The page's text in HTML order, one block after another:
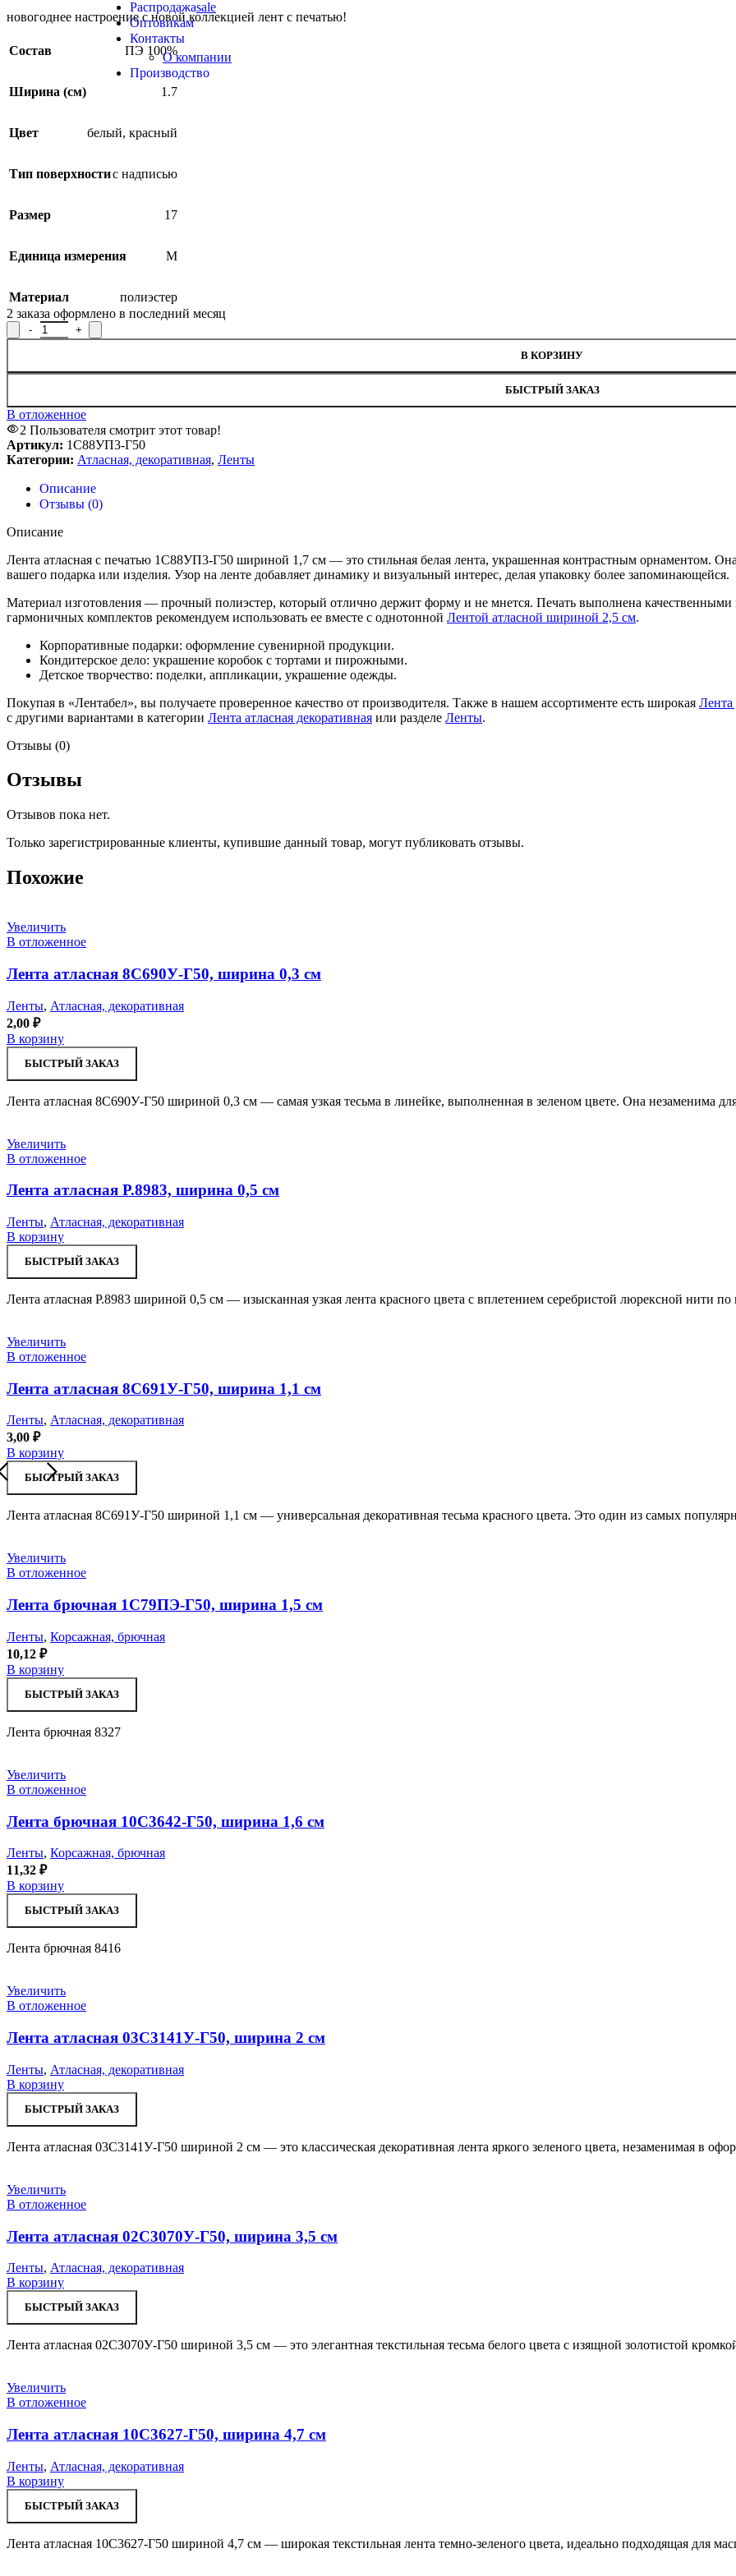
Распродажаsale
Оптовикам
Контакты
О компании
Производство
новогоднее настроение с новой коллекцией лент с печатью!
Состав ПЭ 100%
Ширина (см) 1.7
Цвет белый, красный
Тип поверхностис надписью
Размер 17
Единица измерения М
Материал
полиэстер
2 заказа оформлено в последний месяц
Количество товара Лента атласная с печатью 1С88УП3-Г50, ширина 1,7 см
В КОРЗИНУ
БЫСТРЫЙ ЗАКАЗ
В отложенное
2 Пользователя смотрит этот товар!
Артикул: 1С88УП3-Г50
Категории: Атласная, декоративная, Ленты
Описание
Отзывы (0)
Описание
Лента атласная с печатью 1С88УП3-Г50 шириной 1,7 см — это стильная белая лента, украшенная контрастным орнаментом.
вашего подарка или изделия. Узор на ленте добавляет динамику и визуальный интерес, делая упаковку более запоминающейся.
Материал изготовления — прочный полиэстер, который отлично держит форму и не мнется. Печать выполнена
гармоничных комплектов рекомендуем использовать ее вместе с однотонной Лентой атласной шириной 2,5 см.
Корпоративные подарки: оформление сувенирной продукции.
Кондитерское дело: украшение коробок с тортами и пирожными.
Детское творчество: поделки, аппликации, украшение одежды.
Покупая в «Лентабел», вы получаете проверенное качество от производителя. Также в нашем ассортименте есть широкая Лента
с другими вариантами в категории Лента атласная декоративная или разделе Ленты.
Отзывы (0)
Отзывы
Отзывов пока нет.
Только зарегистрированные клиенты, купившие данный товар, могут публиковать отзывы.
Похожие
Увеличить
В отложенное
Лента атласная 8С690У-Г50, ширина 0,3 см
Ленты, Атласная, декоративная
2,00 ₽
В корзину
БЫСТРЫЙ ЗАКАЗ
Лента атласная 8С690У-Г50 шириной 0,3 см — самая узкая тесьма в линейке, выполненная в зеленом цвете. Она незаменима
Увеличить
В отложенное
Лента атласная Р.8983, ширина 0,5 см
Ленты, Атласная, декоративная
В корзину
БЫСТРЫЙ ЗАКАЗ
Лента атласная Р.8983 шириной 0,5 см — изысканная узкая лента красного цвета с вплетением серебристой люрексной нити по
Увеличить
В отложенное
Лента атласная 8С691У-Г50, ширина 1,1 см
Ленты, Атласная, декоративная
3,00 ₽
В корзину
БЫСТРЫЙ ЗАКАЗ
Лента атласная 8С691У-Г50 шириной 1,1 см — универсальная декоративная тесьма красного цвета. Это один из самых
Увеличить
В отложенное
Лента брючная 1С79ПЭ-Г50, ширина 1,5 см
Ленты, Корсажная, брючная
10,12 ₽
В корзину
БЫСТРЫЙ ЗАКАЗ
Лента брючная 8327
Увеличить
В отложенное
Лента брючная 10С3642-Г50, ширина 1,6 см
Ленты, Корсажная, брючная
11,32 ₽
В корзину
БЫСТРЫЙ ЗАКАЗ
Лента брючная 8416
Увеличить
В отложенное
Лента атласная 03С3141У-Г50, ширина 2 см
Ленты, Атласная, декоративная
В корзину
БЫСТРЫЙ ЗАКАЗ
Лента атласная 03С3141У-Г50 шириной 2 см — это классическая декоративная лента яркого зеленого цвета, незаменимая в
Увеличить
В отложенное
Лента атласная 02С3070У-Г50, ширина 3,5 см
Ленты, Атласная, декоративная
В корзину
БЫСТРЫЙ ЗАКАЗ
Лента атласная 02С3070У-Г50 шириной 3,5 см — это элегантная текстильная тесьма белого цвета с изящной золотистой
Увеличить
В отложенное
Лента атласная 10С3627-Г50, ширина 4,7 см
Ленты, Атласная, декоративная
В корзину
БЫСТРЫЙ ЗАКАЗ
Лента атласная 10С3627-Г50 шириной 4,7 см — широкая текстильная лента темно-зеленого цвета, идеально подходящая для